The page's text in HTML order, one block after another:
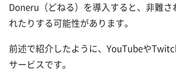
Doneru（どねる）を導入すると、非難さ
れたりする可能性があります。
前述で紹介したように、YouTubeや
サービスです。